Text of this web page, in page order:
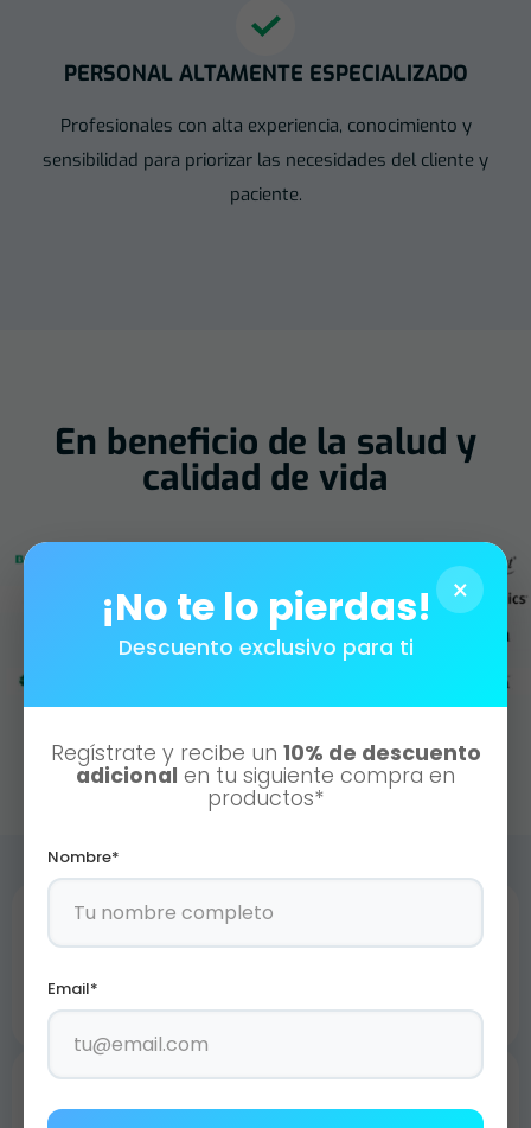
PERSONAL ALTAMENTE ESPECIALIZADO
Profesionales con alta experiencia, conocimiento y
sensibilidad para priorizar las necesidades del cliente y
paciente.
En beneficio de la salud y
calidad de vida
Productos Certificados de la más alta calidad
×
¡No te lo pierdas!
Descuento exclusivo para ti
Regístrate y recibe un 10% de descuento
adicional en tu siguiente compra en
productos*
Nombre*
Email*